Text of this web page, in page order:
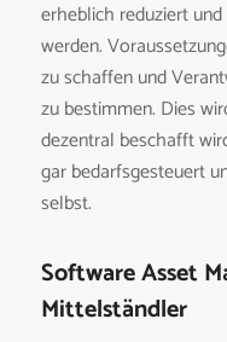
erheblich reduziert
werden.
zu schaffen und
zu bestimmen. Dies
dezentral beschafft
gar bedarfsgesteuert
selbst.
Software Asset
Mittelständler